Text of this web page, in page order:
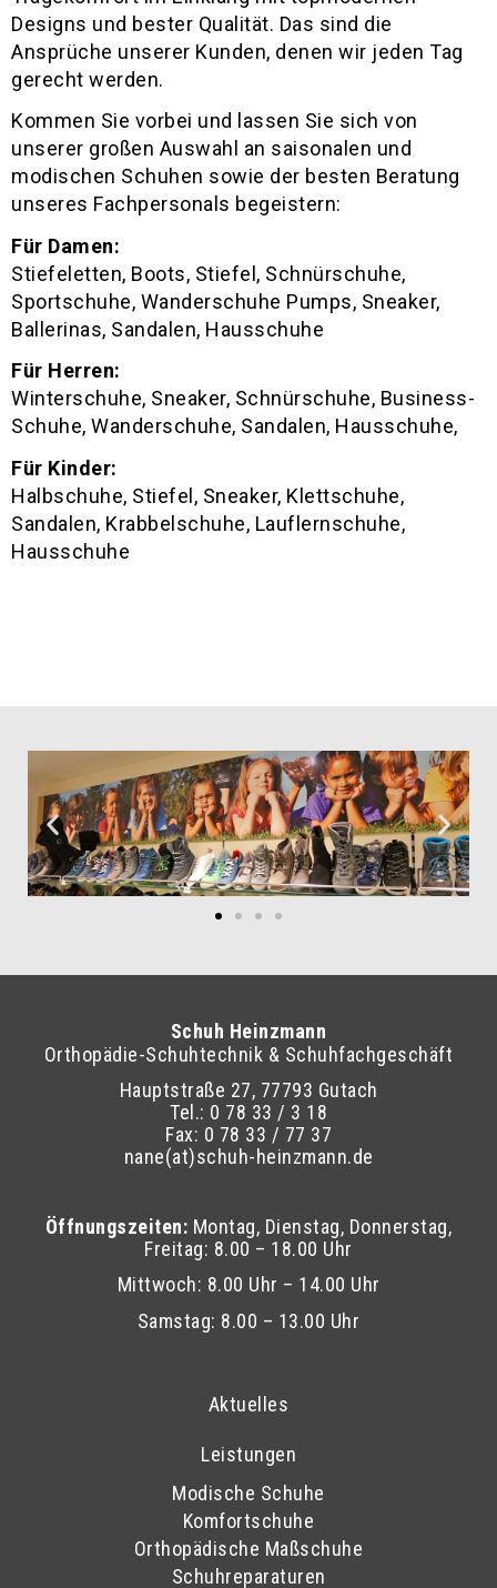
Designs und bester Qualität. Das sind die
Ansprüche unserer Kunden, denen wir jeden Tag
gerecht werden.
Kommen Sie vorbei und lassen Sie sich von
unserer großen Auswahl an saisonalen und
modischen Schuhen sowie der besten Beratung
unseres Fachpersonals begeistern:
Für Damen:
Stiefeletten, Boots, Stiefel, Schnürschuhe,
Sportschuhe, Wanderschuhe Pumps, Sneaker,
Ballerinas, Sandalen, Hausschuhe
Für Herren:
Winterschuhe, Sneaker, Schnürschuhe, Business-
Schuhe, Wanderschuhe, Sandalen, Hausschuhe,
Für Kinder:
Halbschuhe, Stiefel, Sneaker, Klettschuhe,
Sandalen, Krabbelschuhe, Lauflernschuhe,
Hausschuhe
Schuh Heinzmann
Orthopädie-Schuhtechnik & Schuhfachgeschäft
Hauptstraße 27, 77793 Gutach
Tel.: 0 78 33 / 3 18
Fax: 0 78 33 / 77 37
nane(at)schuh-heinzmann.de
Öffnungszeiten: Montag, Dienstag, Donnerstag,
Freitag: 8.00 – 18.00 Uhr
Mittwoch: 8.00 Uhr – 14.00 Uhr
Samstag: 8.00 – 13.00 Uhr
Aktuelles
Leistungen
Modische Schuhe
Komfortschuhe
Orthopädische Maßschuhe
Schuhreparaturen